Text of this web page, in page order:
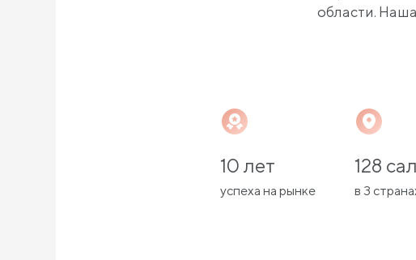
области.
10 лет
успеха на рынке
128
в 3